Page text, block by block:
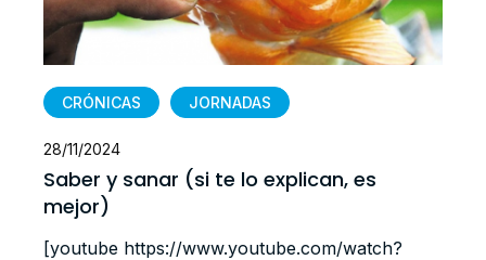
CRÓNICAS JORNADAS
28/11/2024
Saber y sanar (si te lo explican, es
mejor)
[youtube https://www.youtube.com/watch?